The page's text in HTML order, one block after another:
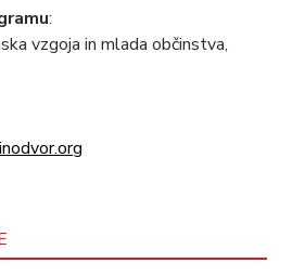
:
vzgoja in mlada občinstva,